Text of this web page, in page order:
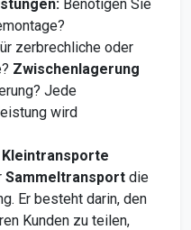
Benötigen Sie
zerbrechliche oder
Zwischenlagerung
Jede
wird
Kleintransporte
Sammeltransport die
Er besteht darin, den
Kunden zu teilen,